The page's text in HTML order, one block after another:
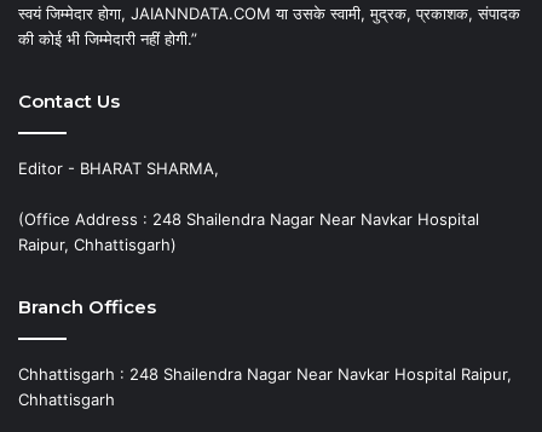
स्वयं जिम्मेदार होगा, JAIANNDATA.COM या उसके स्वामी, मुद्रक, प्रकाशक, संपादक
की कोई भी जिम्मेदारी नहीं होगी.”
Contact Us
Editor - BHARAT SHARMA,
(Office Address : 248 Shailendra Nagar Near Navkar Hospital
Raipur, Chhattisgarh)
Branch Offices
Chhattisgarh : 248 Shailendra Nagar Near Navkar Hospital Raipur,
Chhattisgarh